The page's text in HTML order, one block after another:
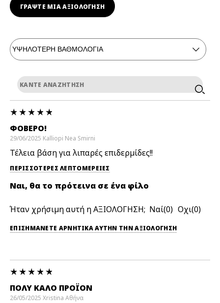
ΓΡΆΨΤΕ ΜΙΑ ΑΞΙΟΛΟΓΗΣΗ
ΦΟΒΕΡΌ!
29/06/2025 Kalliopi Nea Smirni
Τέλεια βάση για λιπαρές επιδερμίδες!!
ΠΕΡΙΣΣΌΤΕΡΕΣ ΛΕΠΤΟΜΈΡΕΙΕΣ
Ναι, θα το πρότεινα σε ένα φίλο
Ήταν χρήσιμη αυτή η ΑΞΙΟΛΟΓΗΣΗ; 0 0
ΕΠΙΣΗΜΆΝΕΤΕ ΑΡΝΗΤΙΚΆ ΑΥΤΉΝ ΤΗΝ ΑΞΙΟΛΟΓΗΣΗ
ΠΟΛΎ ΚΑΛΌ ΠΡΟΪΌΝ
26/05/2025 Xristina Αθήνα